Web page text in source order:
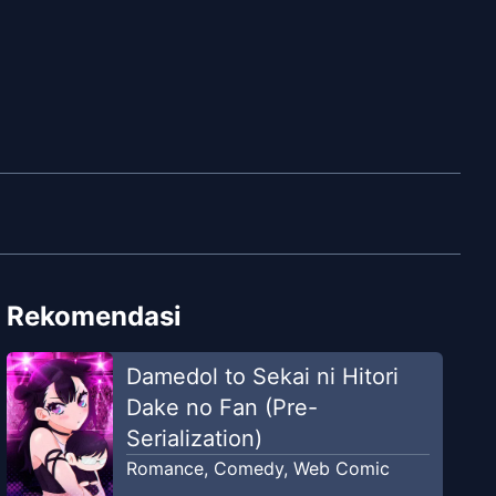
Rekomendasi
Damedol to Sekai ni Hitori
Dake no Fan (Pre-
Serialization)
Romance, Comedy, Web Comic